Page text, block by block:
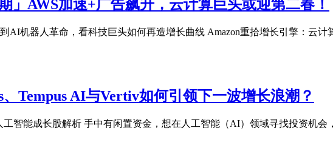
」AWS加速+广告飙升，云计算巨头或迎第二春！
AI机器人革命，看科技巨头如何再造增长曲线 Amazon重拾增长引擎：云
Tempus AI与Vertiv如何引领下一波增长浪潮？
智能成长股解析 手中有闲置资金，想在人工智能（AI）领域寻找投资机